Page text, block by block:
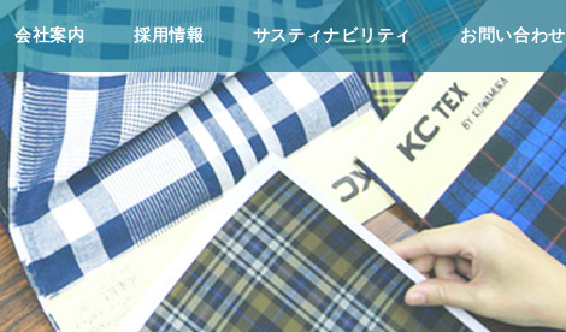
会社案内 採⽤情報 サスティナビリティ お問い合わせ